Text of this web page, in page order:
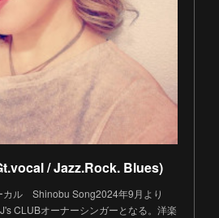
/ Jazz.Rock. Blues)
カル Shinobu Song2024年9月より
CLUBオーナーシンガーとなる。洋楽